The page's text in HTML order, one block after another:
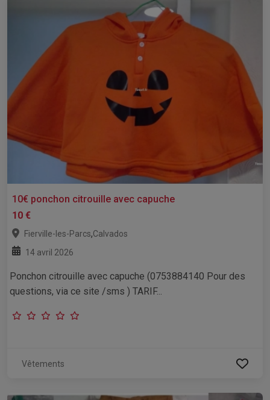
10€ ponchon citrouille avec capuche
10 €
Fierville-les-Parcs,Calvados
14 avril 2026
Ponchon citrouille avec capuche (0753884140 Pour des
questions, via ce site /sms ) TARIF...
Vêtements